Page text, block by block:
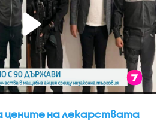
цените на лекарствата